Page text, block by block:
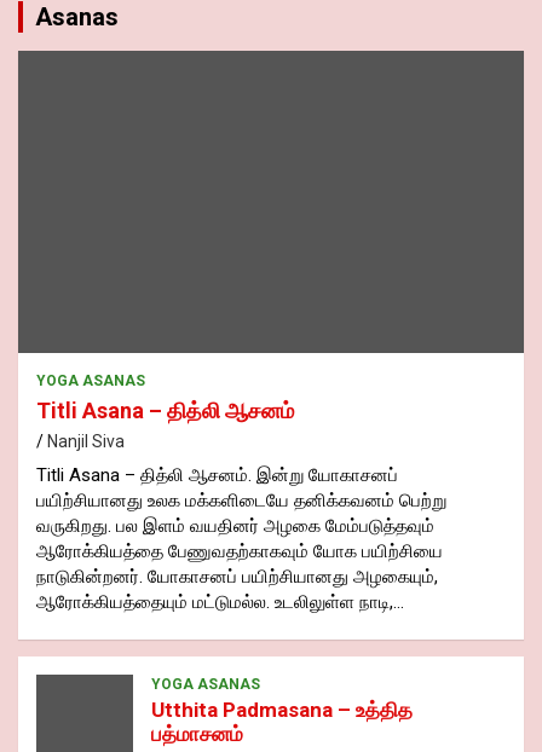
Asanas
YOGA ASANAS
Titli Asana – தித்லி ஆசனம்
Nanjil Siva
Titli Asana – தித்லி ஆசனம். இன்று யோகாசனப்
பயிற்சியானது உலக மக்களிடையே தனிக்கவனம் பெற்று
வருகிறது. பல இளம் வயதினர் அழகை மேம்படுத்தவும்
ஆரோக்கியத்தை பேணுவதற்காகவும் யோக பயிற்சியை
நாடுகின்றனர். யோகாசனப் பயிற்சியானது அழகையும்,
ஆரோக்கியத்தையும் மட்டுமல்ல. உடலிலுள்ள நாடி,…
YOGA ASANAS
Utthita Padmasana – உத்தித
பத்மாசனம்